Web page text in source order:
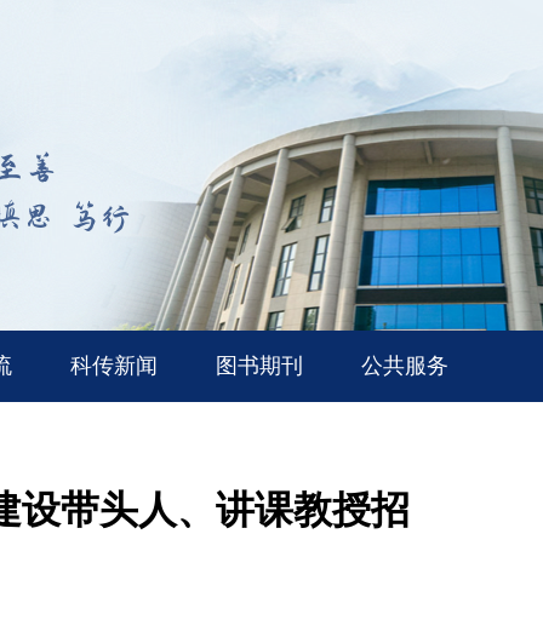
科传新闻 图书期刊 公共服务
设带头人、讲课教授招